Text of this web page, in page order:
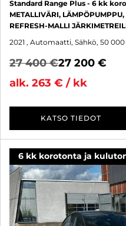
Standard Range Plus - 6 kk
METALLIVÄRI,
REFRESH-MALLI
2021 , Automaatti, Sähkö, 50
27 400 €27 200 €
alk. 263 € / kk
KATSO TIEDOT
6 kk korotonta ja